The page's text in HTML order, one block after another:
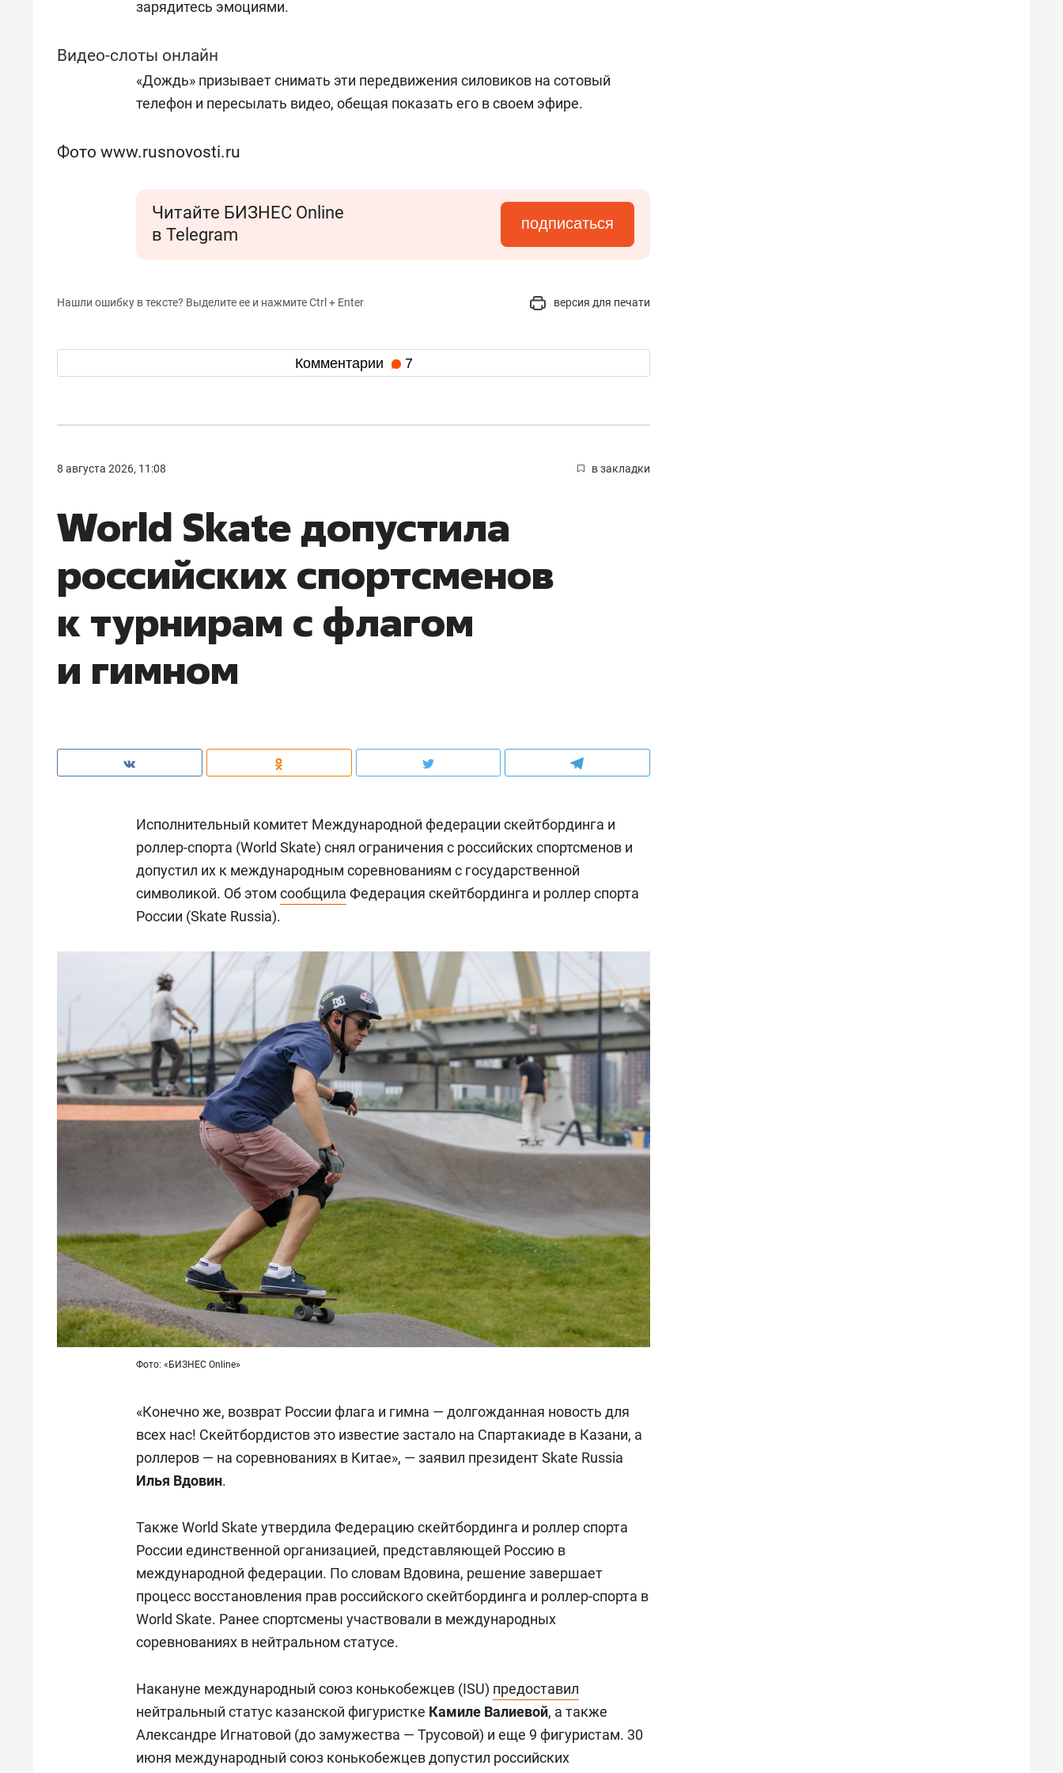
зарядитесь эмоциями.
Видео-слоты онлайн
«Дождь» призывает снимать эти передвижения силовиков на сотовый
телефон и пересылать видео, обещая показать его в своем эфире.
Фото www.rusnovosti.ru
Читайте БИЗНЕС Online
в Telegram
подписаться
Нашли ошибку в тексте? Выделите ее и нажмите Ctrl + Enter версия для печати
Комментарии 7
8 августа 2026, 11:08 в закладки
World Skate допустила
российских спортсменов
к турнирам с флагом
и гимном
Исполнительный комитет Международной федерации скейтбординга и
роллер-спорта (World Skate) снял ограничения с российских спортсменов и
допустил их к международным соревнованиям с государственной
символикой. Об этом сообщила Федерация скейтбординга и роллер спорта
России (Skate Russia).
Фото: «БИЗНЕС Online»
«Конечно же, возврат России флага и гимна — долгожданная новость для
всех нас! Скейтбордистов это известие застало на Спартакиаде в Казани, а
роллеров — на соревнованиях в Китае», — заявил президент Skate Russia
Илья Вдовин.
Также World Skate утвердила Федерацию скейтбординга и роллер спорта
России единственной организацией, представляющей Россию в
международной федерации. По словам Вдовина, решение завершает
процесс восстановления прав российского скейтбординга и роллер-спорта в
World Skate. Ранее спортсмены участвовали в международных
соревнованиях в нейтральном статусе.
Накануне международный союз конькобежцев (ISU) предоставил
нейтральный статус казанской фигуристке Камиле Валиевой, а также
Александре Игнатовой (до замужества — Трусовой) и еще 9 фигуристам. 30
июня международный союз конькобежцев допустил российских